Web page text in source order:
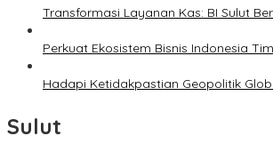
Transformasi Layanan Kas: BI Sulut
Perkuat Ekosistem Bisnis Indonesia
Hadapi Ketidakpastian Geopolitik
Sulut